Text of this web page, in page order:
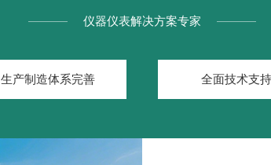
仪器仪表解决方案专家
生产制造体系完善 全面技术支持